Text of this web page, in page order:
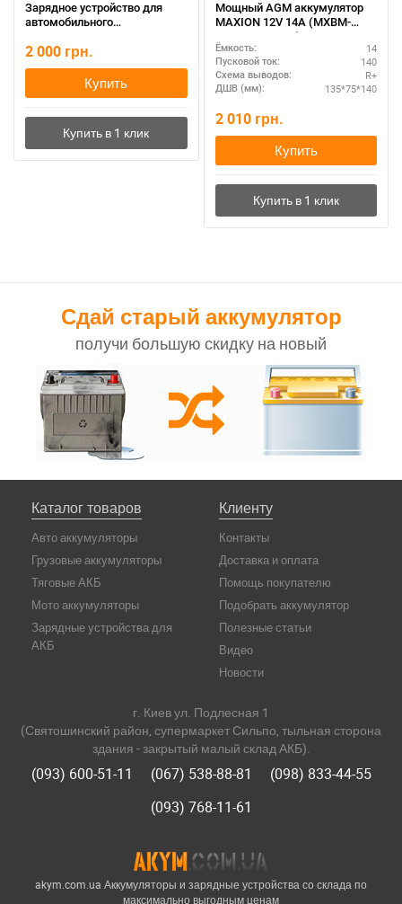
Зарядное устройство для
автомобильного
2 000 грн.
Купить
Мощный AGM аккумулятор
MAXION 12V 14A (MXBM-
YTX16-BS AGM)
Ёмкость: 14
Пусковой ток: 140
Схема выводов: R+
ДШВ (мм): 135*75*140
2 010 грн.
Купить
Сдай старый аккумулятор
получи большую скидку на новый
akym.com.ua Аккумуляторы и зарядные устройства со склада по
максимально выгодным ценам
Каталог товаров
Авто аккумуляторы
Грузовые аккумуляторы
Тяговые АКБ
Мото аккумуляторы
Зарядные устройства для
АКБ
Клиенту
Контакты
Доставка и оплата
Помощь покупателю
Подобрать аккумулятор
Полезные статьи
Видео
Новости
г. Киев ул. Подлесная 1
(Святошинский район, супермаркет Сильпо, тыльная сторона
здания - закрытый малый склад АКБ).
(093) 600-51-11 (067) 538-88-81
(098) 833-44-55
(093) 768-11-61